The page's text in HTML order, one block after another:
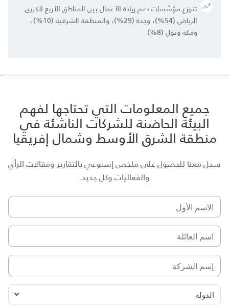
تتوزع مؤسّسات دعم ريادة الأعمال بين المناطق الأربع الكبرى
الرياض (54%)، وجدة (29%)، والمنطقة الشرقية (10%)،
ومكة وثول (8%)
جميع المعلومات التي تحتاجها لفهم
البيئة الحاضنة للشركات الناشئة في
منطقة الشرق الأوسط وشمال إفريقيا
سجل معنا للحصول على ملخص إسبوعي بالتقارير ومقالات الرأي
والفعاليات وكل جديد.
الاسم
الأول
اسم
العائلة
إسم
الشركة
الدولة